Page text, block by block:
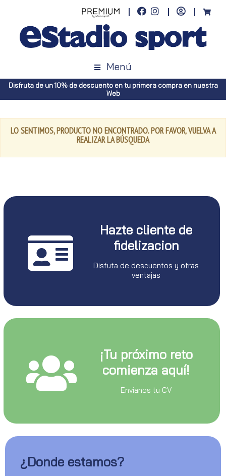
Menú
Disfruta de un 10% de descuento en tu primera compra en nuestra
Web
LO SENTIMOS, PRODUCTO NO ENCONTRADO. POR FAVOR, VUELVA A
REALIZAR LA BÚSQUEDA
Hazte cliente de
fidelizacion
Disfuta de descuentos y otras
ventajas
¡Tu próximo reto
comienza aquí!
Envianos tu CV
¿Donde estamos?